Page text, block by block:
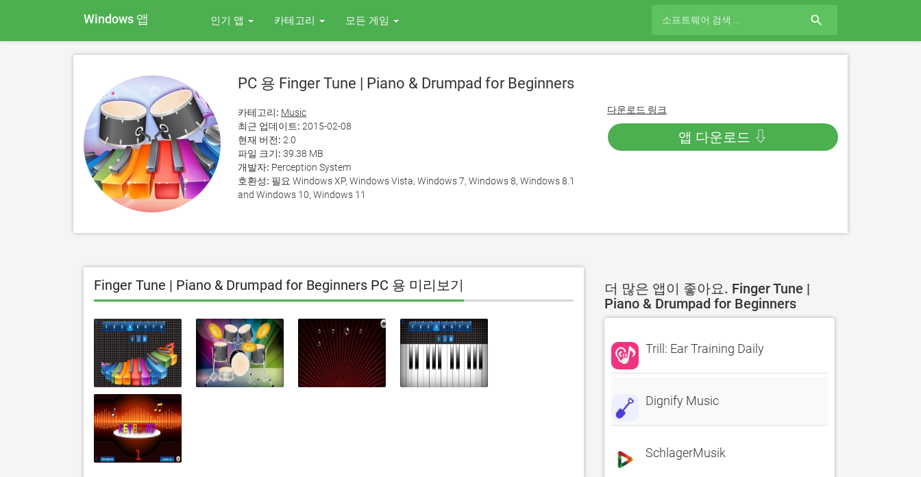
Windows 앱 인기 앱 카테고리 모든 게임 search
PC 용 Finger Tune | Piano & Drumpad for Beginners
카테고리: Music
최근 업데이트: 2015-02-08
현재 버전: 2.0
파일 크기: 39.38 MB
개발자: Perception System
호환성: 필요 Windows XP, Windows Vista, Windows 7, Windows 8, Windows 8.1
and Windows 10, Windows 11
다운로드 링크
앱 다운로드 ⇩
Finger Tune | Piano & Drumpad for Beginners PC 용 미리보기
더 많은 앱이 좋아요. Finger Tune |
Piano & Drumpad for Beginners
Trill: Ear Training Daily
Dignify Music
SchlagerMusik